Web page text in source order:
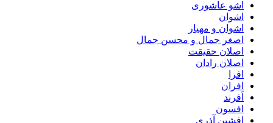
اشو عاشوری
اشوان
اشوان و مهیار
اصغر جمال و محسن جمال
اصلان حقیقت
اصلان رادان
افرا
افران
اَفرند
افسون
افشین آذری